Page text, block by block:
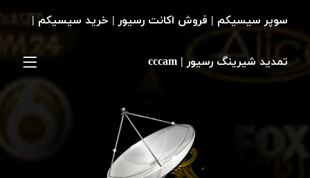
سوپر سیسیکم | فروش اکانت رسیور | خرید سیسیکم |
تمدید شیرینگ رسیور | cccam